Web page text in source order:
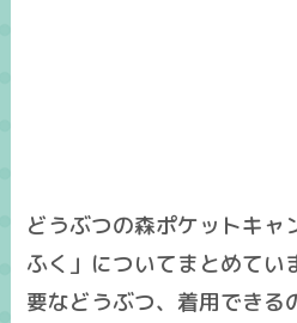
どうぶつの森ポケットキャ
ふく」についてまとめてい
要などうぶつ、着用できる